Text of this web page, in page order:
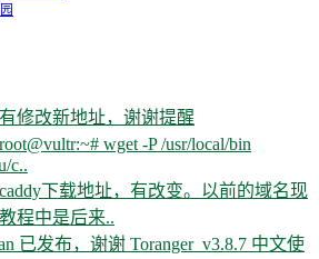
修改新地址，谢谢提醒
wget -P /usr/local/bin
c..
下载地址，有改变。以前的域名现
程中是后来..
已发布，谢谢 Toranger_v3.8.7 中文使